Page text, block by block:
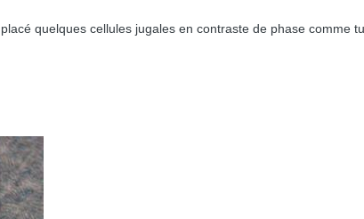
quelques cellules jugales en contraste de phase comme